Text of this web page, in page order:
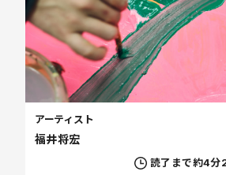
福井将宏
アーティスト
読了まで約4分